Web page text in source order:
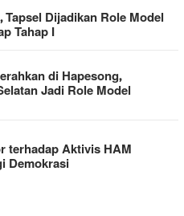
Dijadikan Role Model
Tahap I
di Hapesong,
Jadi Role Model
terhadap Aktivis HAM
Demokrasi